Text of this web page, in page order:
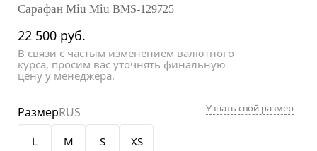
Сарафан Miu Miu BMS-129725
22 500 руб.
В связи с частым изменением валютного
курса, просим вас уточнять финальную
цену у менеджера.
L M S XS
РазмерRUS Узнать свой размер